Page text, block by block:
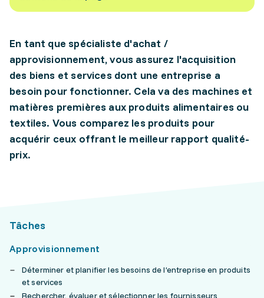
En tant que spécialiste d'achat /
approvisionnement, vous assurez l'acquisition
des biens et services dont une entreprise a
besoin pour fonctionner. Cela va des machines et
matières premières aux produits alimentaires ou
textiles. Vous comparez les produits pour
acquérir ceux offrant le meilleur rapport qualité-
prix.
Tâches
Approvisionnement
Déterminer et planifier les besoins de l’entreprise en produits
et services
Rechercher, évaluer et sélectionner les fournisseurs